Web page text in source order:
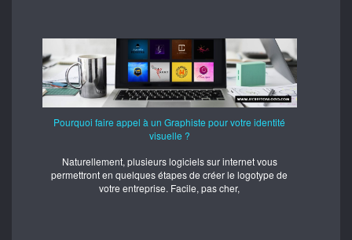
Pourquoi faire appel à un Graphiste pour votre identité
visuelle ?
Naturellement, plusieurs logiciels sur internet vous
permettront en quelques étapes de créer le logotype de
votre entreprise. Facile, pas cher,